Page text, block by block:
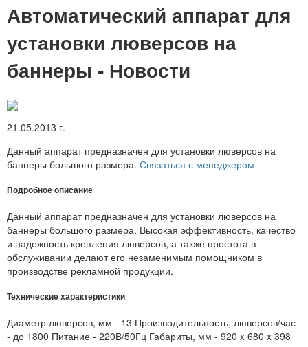
Автоматический аппарат для
установки люверсов на
баннеры - Новости
21.05.2013 г.
Данный аппарат предназначен для установки люверсов на
баннеры большого размера. Связаться с менеджером
Подробное описание
Данный аппарат предназначен для установки люверсов на
баннеры большого размера. Высокая эффективность, качество
и надежность крепления люверсов, а также простота в
обслуживании делают его незаменимым помощником в
производстве рекламной продукции.
Технические характеристики
Диаметр люверсов, мм - 13 Производительность, люверсов/час
- до 1800 Питание - 220В/50Гц Габариты, мм - 920 x 680 x 398